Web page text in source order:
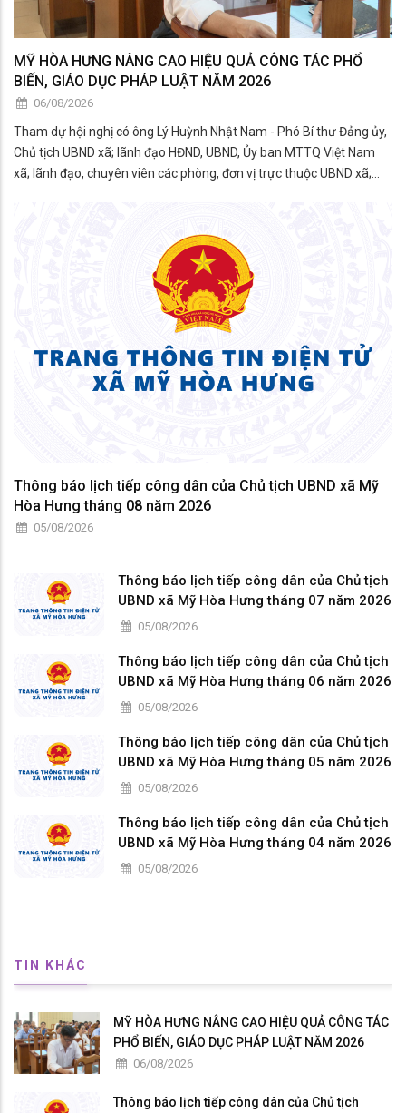
MỸ HÒA HƯNG NÂNG CAO HIỆU QUẢ CÔNG TÁC PHỔ
BIẾN, GIÁO DỤC PHÁP LUẬT NĂM 2026
06/08/2026
Tham dự hội nghị có ông Lý Huỳnh Nhật Nam - Phó Bí thư Đảng ủy,
Chủ tịch UBND xã; lãnh đạo HĐND, UBND, Ủy ban MTTQ Việt Nam
xã; lãnh đạo, chuyên viên các phòng, đơn vị trực thuộc UBND xã;
Thông báo lịch tiếp công dân của Chủ tịch UBND xã Mỹ
Hòa Hưng tháng 08 năm 2026
05/08/2026
Thông báo lịch tiếp công dân của Chủ tịch
UBND xã Mỹ Hòa Hưng tháng 07 năm 2026
05/08/2026
Thông báo lịch tiếp công dân của Chủ tịch
UBND xã Mỹ Hòa Hưng tháng 06 năm 2026
05/08/2026
Thông báo lịch tiếp công dân của Chủ tịch
UBND xã Mỹ Hòa Hưng tháng 05 năm 2026
05/08/2026
Thông báo lịch tiếp công dân của Chủ tịch
UBND xã Mỹ Hòa Hưng tháng 04 năm 2026
05/08/2026
TIN KHÁC
MỸ HÒA HƯNG NÂNG CAO HIỆU QUẢ CÔNG TÁC
PHỔ BIẾN, GIÁO DỤC PHÁP LUẬT NĂM 2026
06/08/2026
Thông báo lịch tiếp công dân của Chủ tịch